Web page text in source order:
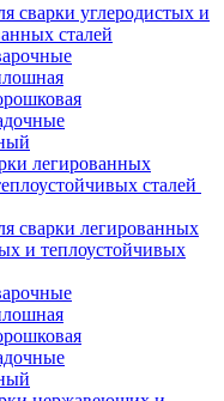
сварки углеродистых и
сталей
легированных
сталей
сварки легированных
и теплоустойчивых